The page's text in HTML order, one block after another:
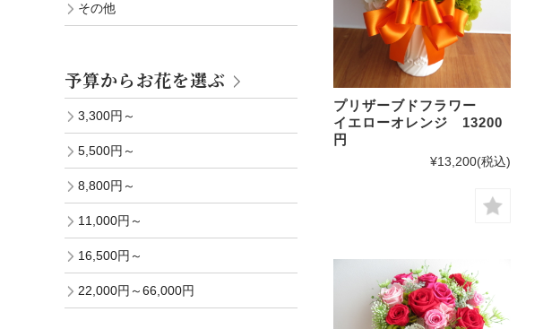
プリザーブドフラワー
イエローオレンジ 13200
円
¥13,200(税込)
その他
予算からお花を選ぶ
3,300円～
5,500円～
8,800円～
11,000円～
16,500円～
22,000円～66,000円